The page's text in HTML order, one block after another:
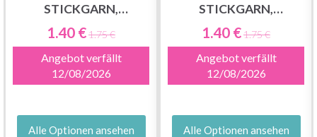
STICKGARN,
EINFARBIG,
ROTE/GELBE/ORANGE
FARBTÖNE
1.40 €1.75 €
Angebot verfällt
12/08/2026
Alle Optionen ansehen
STICKGARN,
EINFARBIG, GRÜNE
FARBTÖNE
1.40 €1.75 €
Angebot verfällt
12/08/2026
Alle Optionen ansehen